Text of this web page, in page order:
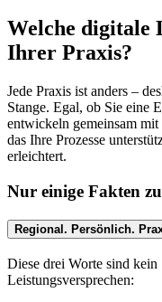
Welche digitale
Ihrer Praxis?
Jede Praxis ist anders –
Stange. Egal, ob Sie eine
entwickeln gemeinsam
das Ihre Prozesse
erleichtert.
Nur einige Fakten
Regional. Persönlich.
Diese drei Worte sind kein
Leistungsversprechen: